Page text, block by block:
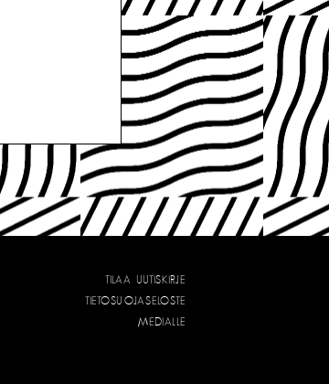
TILAA UUTISKIRJE
TIETOSUOJASELOSTE
MEDIALLE